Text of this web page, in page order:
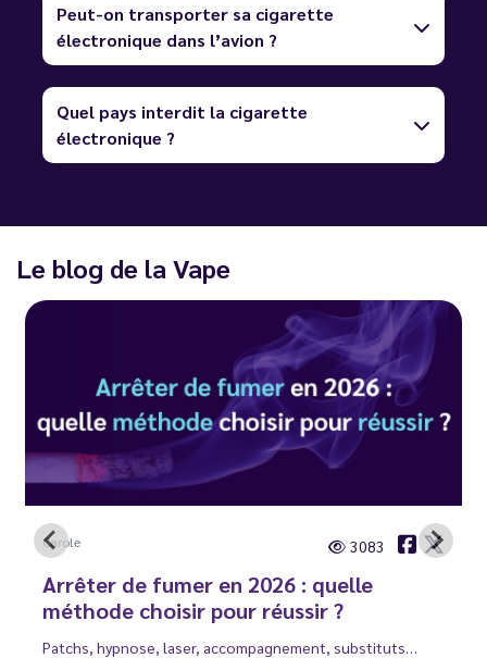
Peut-on transporter sa cigarette
électronique dans l’avion ?
Quel pays interdit la cigarette
électronique ?
Le blog de la Vape
Carole 3083
Arrêter de fumer en 2026 : quelle
méthode choisir pour réussir ?
Patchs, hypnose, laser, accompagnement, substituts…